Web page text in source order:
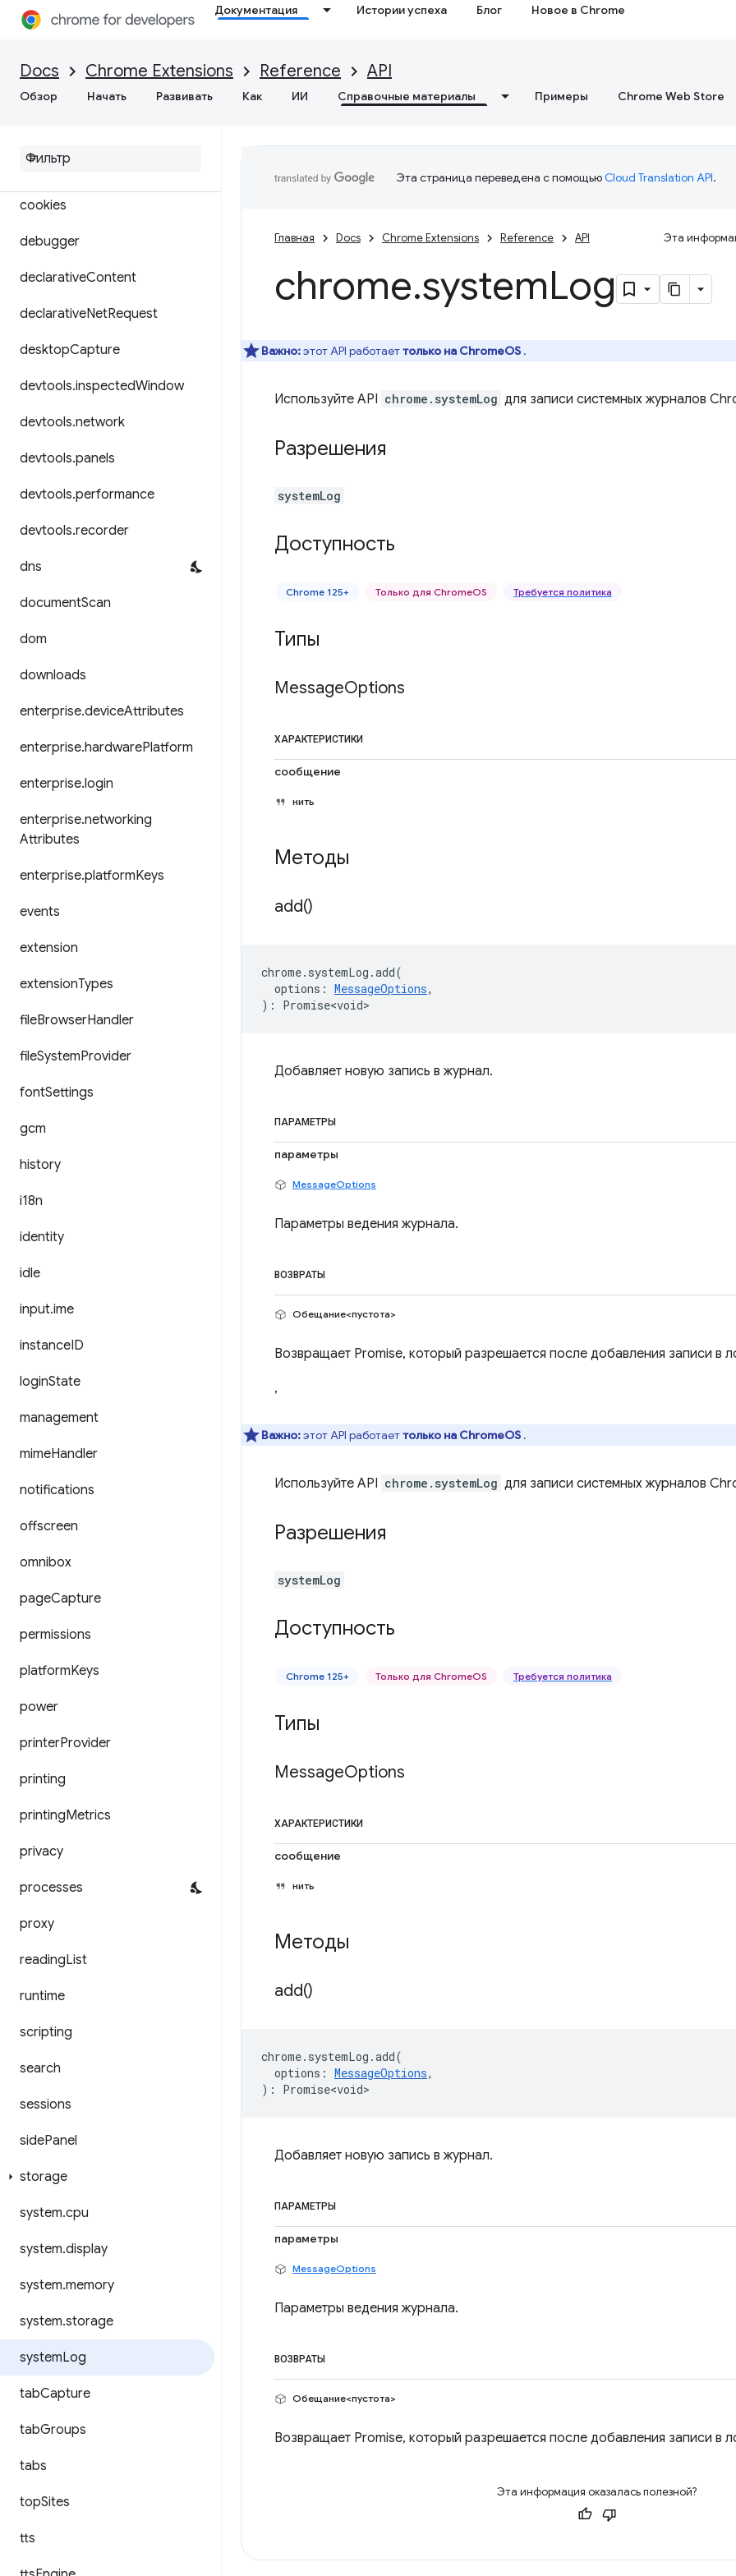
Документация Истории успеха Блог Новое в Chrome
Docs Chrome Extensions Reference API
Обзор Начать Развивать Как ИИ Справочные материалы Примеры Chrome Web Store
browsingData
certificateProvider
commands
context
cookies
debugger
declarativeContent
declarativeNetRequest
desktopCapture
devtools.inspectedWindow
devtools.network
devtools.panels
devtools.performance
devtools.recorder
dns
documentScan
dom
downloads
enterprise.deviceAttributes
enterprise.hardwarePlatform
enterprise.login
enterprise.networking
Attributes
enterprise.platformKeys
events
extension
extensionTypes
fileBrowserHandler
fileSystemProvider
fontSettings
gcm
history
i18n
identity
idle
input.ime
instanceID
loginState
management
mimeHandler
notifications
offscreen
omnibox
pageCapture
permissions
platformKeys
power
printerProvider
printing
printingMetrics
privacy
processes
proxy
readingList
runtime
scripting
search
sessions
sidePanel
storage
system.cpu
system.display
system.memory
system.storage
systemLog
tabCapture
tabGroups
tabs
topSites
tts
Эта страница переведена с помощьюCloud Translation API.
Главная Docs Chrome Extensions Reference API Эта
chrome.systemLog
Важно:этот API работаеттолько на ChromeOS .
Используйте API chrome.systemLog для записи системных журналов
Разрешения
systemLog
Доступность
Chrome 125+ Только для ChromeOS Требуется политика
Типы
MessageOptions
ХАРАКТЕРИСТИКИ
сообщение
нить
Методы
add()
chrome. systemLog .add(
options : MessageOptions,
) : Promise<void>
Добавляет новую запись в журнал.
ПАРАМЕТРЫ
параметры
MessageOptions
Параметры ведения журнала.
ВОЗВРАТЫ
Обещание<пустота>
Возвращает Promise, который разрешается после добавления записи в
,
Важно:этот API работаеттолько на ChromeOS .
Используйте API chrome.systemLog для записи системных журналов
Разрешения
systemLog
Доступность
Chrome 125+ Только для ChromeOS Требуется политика
Типы
MessageOptions
ХАРАКТЕРИСТИКИ
сообщение
нить
Методы
add()
chrome. systemLog .add(
options : MessageOptions,
) : Promise<void>
Добавляет новую запись в журнал.
ПАРАМЕТРЫ
параметры
MessageOptions
Параметры ведения журнала.
ВОЗВРАТЫ
Обещание<пустота>
Возвращает Promise, который разрешается после добавления записи в
Эта информация оказалась полезной?